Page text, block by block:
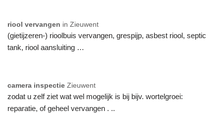
riool vervangen in Zieuwent
(gietijzeren-) rioolbuis vervangen, grespijp, asbest riool, septic
tank, riool aansluiting …
camera inspectie Zieuwent
zodat u zelf ziet wat wel mogelijk is bij bijv. wortelgroei:
reparatie, of geheel vervangen . ..